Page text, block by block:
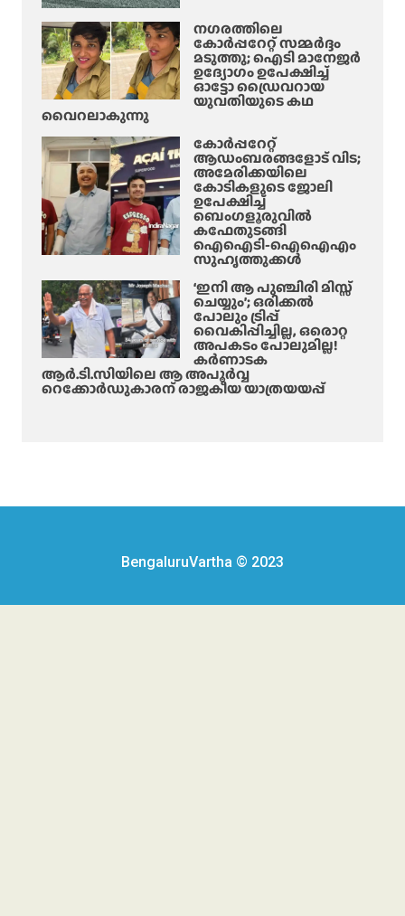
നഗരത്തിലെ
കോർപ്പറേറ്റ് സമ്മർദ്ദം
മടുത്തു; ഐടി മാനേജർ
ഉദ്യോഗം ഉപേക്ഷിച്ച്
ഓട്ടോ ഡ്രൈവറായ
യുവതിയുടെ കഥ
വൈറലാകുന്നു
കോർപ്പറേറ്റ്
ആഡംബരങ്ങളോട് വിട;
അമേരിക്കയിലെ
കോടികളുടെ ജോലി
ഉപേക്ഷിച്ച്
ബെംഗളൂരുവിൽ
കഫേതുടങ്ങി
ഐഐടി-ഐഐഎം
സുഹൃത്തുക്കൾ
‘ഇനി ആ പുഞ്ചിരി മിസ്സ്
ചെയ്യും’; ഒരിക്കൽ
പോലും ട്രിപ്പ്
വൈകിപ്പിച്ചില്ല, ഒരൊറ്റ
അപകടം പോലുമില്ല!
കർണാടക
ആർ.ടി.സിയിലെ ആ അപൂർവ്വ
റെക്കോർഡുകാരന് രാജകീയ യാത്രയയപ്പ്
BengaluruVartha © 2023